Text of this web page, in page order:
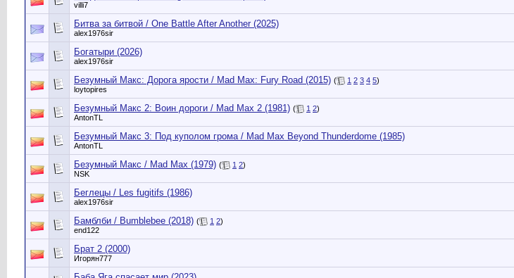
villi7
Битва за битвой / One Battle After Another (2025)
alex1976sir
Богатыри (2026)
alex1976sir
Безумный Макс: Дорога ярости / Mad Max: Fury Road (2015) ( 1 2 3 4 5)
loytopires
Безумный Макс 2: Воин дороги / Mad Max 2 (1981) ( 1 2)
AntonTL
Безумный Макс 3: Под куполом грома / Mad Max Beyond Thunderdome (1985)
AntonTL
Безумный Макс / Mad Max (1979) ( 1 2)
NSK
Беглецы / Les fugitifs (1986)
alex1976sir
Бамблби / Bumblebee (2018) ( 1 2)
end122
Брат 2 (2000)
Игорян777